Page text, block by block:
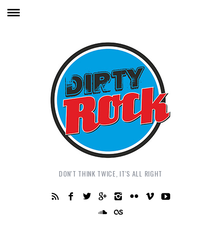
DON'T THINK TWICE, IT'S ALL RIGHT